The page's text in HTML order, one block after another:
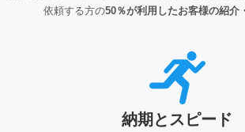
依頼する方の50％が利用したお客様の紹介
納期とスピード